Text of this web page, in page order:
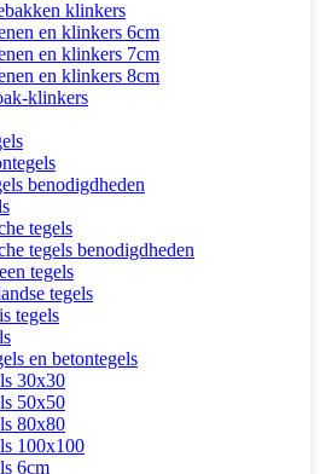
klinkers
en klinkers 6cm
en klinkers 7cm
en klinkers 8cm
klinkers
benodigdheden
tegels
tegels benodigdheden
tegels
tegels
tegels
en betontegels
30x30
50x50
80x80
100x100
6cm